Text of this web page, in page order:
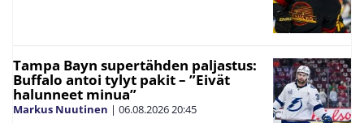
Tampa Bayn supertähden paljastus:
Buffalo antoi tylyt pakit – ”Eivät
halunneet minua”
Markus Nuutinen | 06.08.202620:45